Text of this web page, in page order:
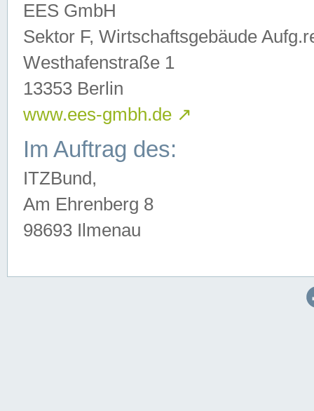
EES GmbH
Sektor F, Wirtschaftsgebäude
Westhafenstraße 1
13353 Berlin
www.ees-gmbh.de ↗
Im Auftrag des:
ITZBund,
Am Ehrenberg 8
98693 Ilmenau